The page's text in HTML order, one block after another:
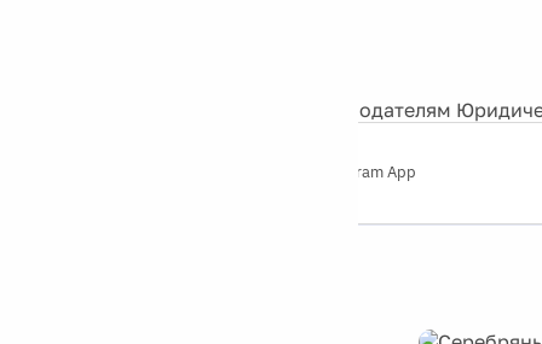
Рекламодателям
Telegram App